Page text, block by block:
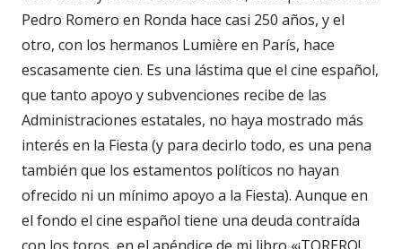
Pedro Romero en Ronda hace casi 250 años, y el
otro, con los hermanos Lumière en París, hace
escasamente cien. Es una lástima que el cine español,
que tanto apoyo y subvenciones recibe de las
Administraciones estatales, no haya mostrado más
interés en la Fiesta (y para decirlo todo, es una pena
también que los estamentos políticos no hayan
ofrecido ni un mínimo apoyo a la Fiesta). Aunque en
el fondo el cine español tiene una deuda contraída